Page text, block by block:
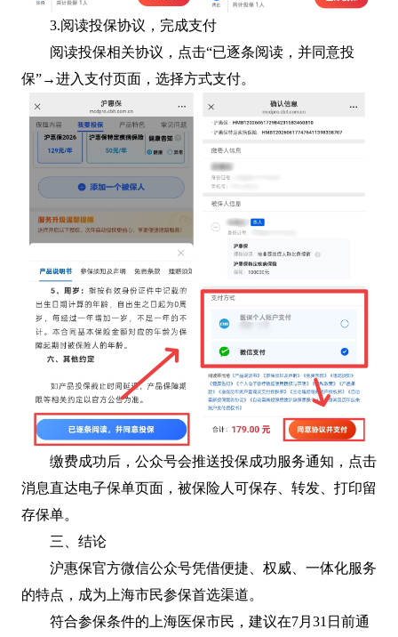
3.阅读投保协议，完成支付
阅读投保相关协议，点击“已逐条阅读，并同意投
保”→进入支付页面，选择方式支付。
缴费成功后，公众号会推送投保成功服务通知，点击
消息直达电子保单页面，被保险人可保存、转发、打印留
存保单。
三、结论
沪惠保官方微信公众号凭借便捷、权威、一体化服务
的特点，成为上海市民参保首选渠道。
符合参保条件的上海医保市民，建议在7月31日前通